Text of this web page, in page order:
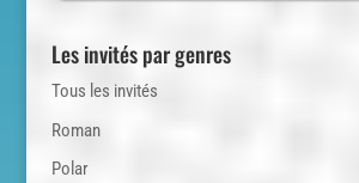
Les invités par genres
Tous les invités
Roman
Polar